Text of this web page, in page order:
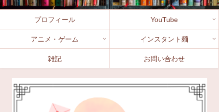
プロフィール YouTube
アニメ・ゲーム インスタント麺
雑記 お問い合わせ